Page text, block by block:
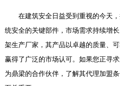
在建筑安全日益受到重视的今天
统安全的关键部件，市场需求持续增
架生产厂家，其产品以卓越的质量、
赢得了广泛的市场认可。如果您正寻
为鼎梁的合作伙伴，了解其代理加盟